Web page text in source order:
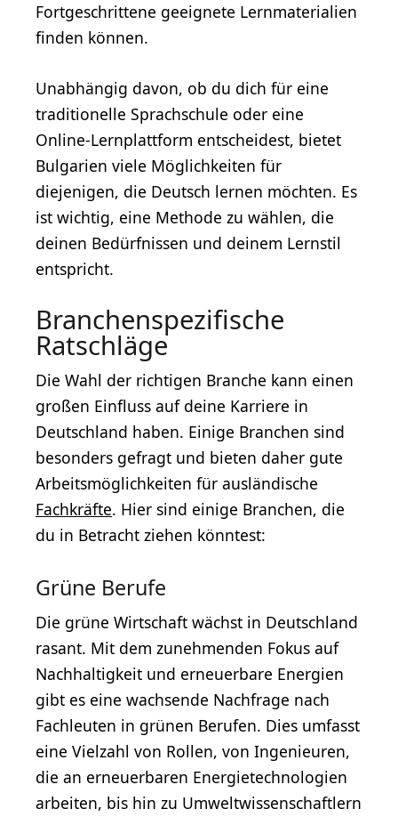
Fortgeschrittene geeignete Lernmaterialien
finden können.
Unabhängig davon, ob du dich für eine
traditionelle Sprachschule oder eine
Online-Lernplattform entscheidest, bietet
Bulgarien viele Möglichkeiten für
diejenigen, die Deutsch lernen möchten. Es
ist wichtig, eine Methode zu wählen, die
deinen Bedürfnissen und deinem Lernstil
entspricht.
Branchenspezifische
Ratschläge
Die Wahl der richtigen Branche kann einen
großen Einfluss auf deine Karriere in
Deutschland haben. Einige Branchen sind
besonders gefragt und bieten daher gute
Arbeitsmöglichkeiten für ausländische
Fachkräfte. Hier sind einige Branchen, die
du in Betracht ziehen könntest:
Grüne Berufe
Die grüne Wirtschaft wächst in Deutschland
rasant. Mit dem zunehmenden Fokus auf
Nachhaltigkeit und erneuerbare Energien
gibt es eine wachsende Nachfrage nach
Fachleuten in grünen Berufen. Dies umfasst
eine Vielzahl von Rollen, von Ingenieuren,
die an erneuerbaren Energietechnologien
arbeiten, bis hin zu Umweltwissenschaftlern